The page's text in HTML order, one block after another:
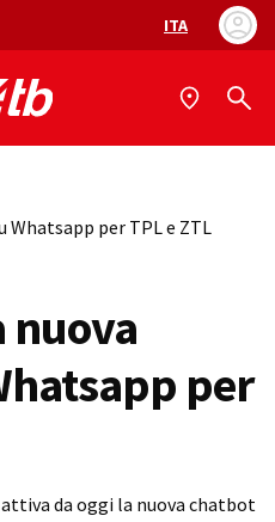
Selezione
ITA
Whatsapp per TPL e ZTL
nuova
per
da oggi la nuova chatbot